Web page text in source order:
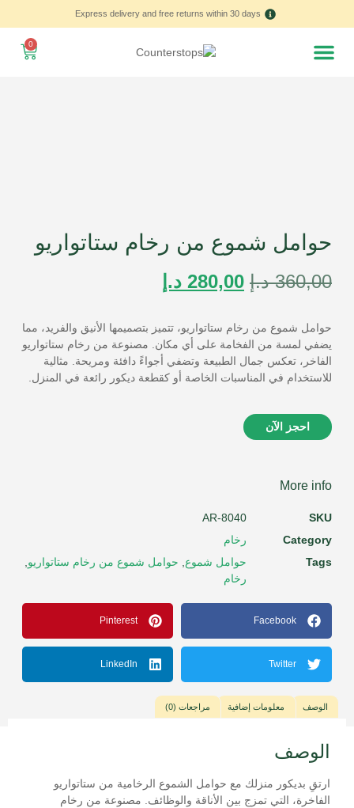
Express delivery and free returns within 30 days
0
حوامل شموع من رخام ستاتواريو
360,00 د.إ 280,00 د.إ
حوامل شموع من رخام ستاتواريو، تتميز بتصميمها الأنيق والفريد، مما
يضفي لمسة من الفخامة على أي مكان. مصنوعة من رخام ستاتواريو
الفاخر، تعكس جمال الطبيعة وتضفي أجواءً دافئة ومريحة. مثالية
للاستخدام في المناسبات الخاصة أو كقطعة ديكور رائعة في المنزل.
احجز الآن
More info
SKU
AR-8040
Category
رخام
Tags
حوامل شموع حوامل شموع من رخام ستاتواريو
رخام
Facebook
Pinterest
Twitter
LinkedIn
الوصف معلومات إضافية مراجعات (0)
الوصف
ارتقِ بديكور منزلك مع حوامل الشموع الرخامية من ستاتواريو
الفاخرة، التي تمزج بين الأناقة والوظائف. مصنوعة من رخام